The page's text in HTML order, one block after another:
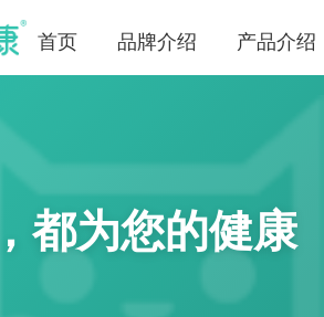
首页 品牌介绍 产品介绍
都为您的健康